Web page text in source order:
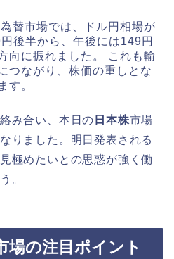
替市場では、ドル円相場が
後半から、午後には149円
向に振れました。 これも輸
つながり、株価の重しとな
す。
み合い、本日の 日本株市場
りました。明日発表される
極めたいとの思惑が強く働
。
場の注目ポイント